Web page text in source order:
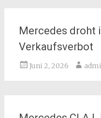
Mercedes droht
Verkaufsverbot
Juni 2, 2026